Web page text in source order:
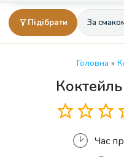
Підібрати За
Головна »
Час